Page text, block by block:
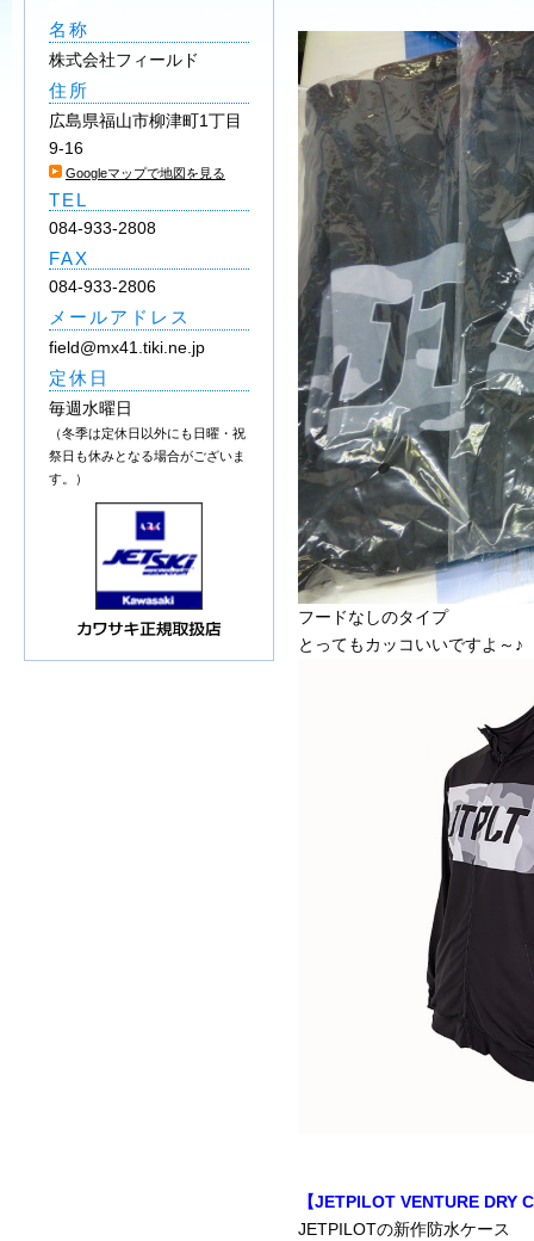
フードなしのタイプ
とってもカッコいいですよ～♪
【JETPILOT VENTURE DRY
JETPILOTの新作防水ケース
名称
株式会社フィールド
住所
広島県福山市柳津町1丁目
9-16
Googleマップで地図を見る
TEL
084-933-2808
FAX
084-933-2806
メールアドレス
field@mx41.tiki.ne.jp
定休日
毎週水曜日
（冬季は定休日以外にも日曜・祝
祭日も休みとなる場合がございま
す。）